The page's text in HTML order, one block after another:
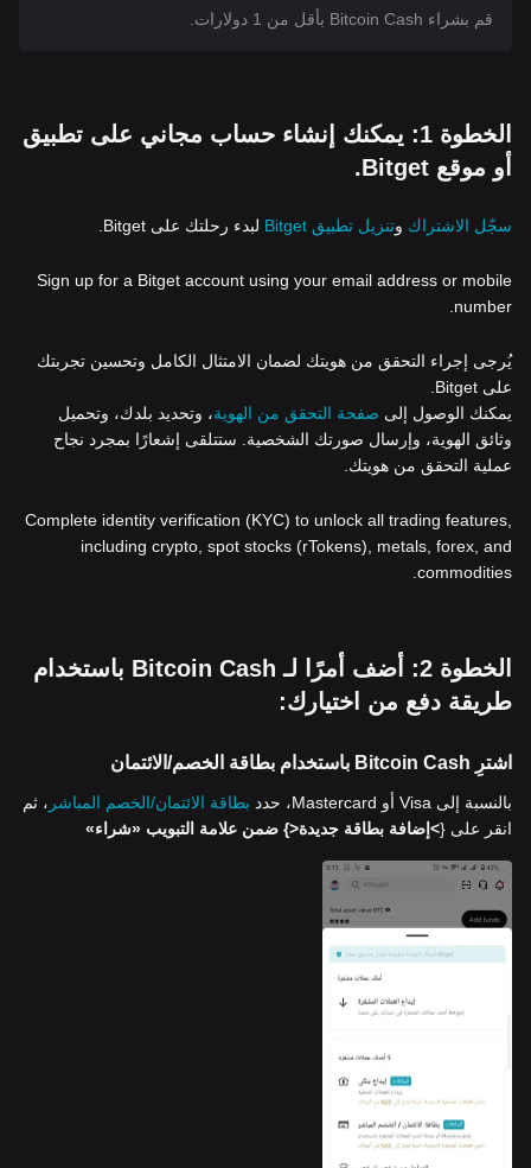
قم بشراء Bitcoin Cash بأقل من 1 دولارات.
الخطوة 1: يمكنك إنشاء حساب مجاني على تطبيق
أو موقع Bitget.
سجّل الاشتراك وتنزيل تطبيق Bitget لبدء رحلتك على Bitget.
Sign up for a Bitget account using your email address or mobile
number.
يُرجى إجراء التحقق من هويتك لضمان الامتثال الكامل وتحسين تجربتك
على Bitget.
يمكنك الوصول إلى صفحة التحقق من الهوية، وتحديد بلدك، وتحميل
وثائق الهوية، وإرسال صورتك الشخصية. ستتلقى إشعارًا بمجرد نجاح
عملية التحقق من هويتك.
Complete identity verification (KYC) to unlock all trading features,
including crypto, spot stocks (rTokens), metals, forex, and
commodities.
الخطوة 2: أضف أمرًا لـ Bitcoin Cash باستخدام
طريقة دفع من اختيارك:
اشترِ Bitcoin Cash باستخدام بطاقة الخصم/الائتمان
بالنسبة إلى Visa أو Mastercard، حدد بطاقة الائتمان/الخصم المباشر ، ثم
انقر على {>إضافة بطاقة جديدة<} ضمن علامة التبويب «شراء»